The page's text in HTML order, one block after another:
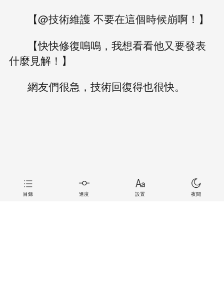
【@技術維護 不要在這個時候崩啊！】
【快快修復嗚嗚，我想看看他又要發表
什麼見解！】
網友們很急，技術回復得也很快。
目錄 進度 設置 夜間